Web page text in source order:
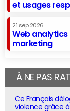
et usages
21 sep 2026
Web analytics
marketing
À NE PAS
Ce Français
violence grâce